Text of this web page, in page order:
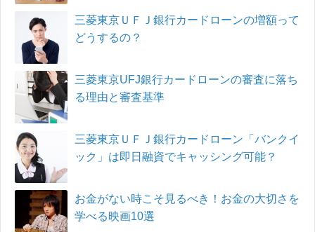
三菱東京ＵＦＪ銀行カードローンの増額って
どうするの？
三菱東京UFJ銀行カードローンの審査に落ち
る理由と審査基準
三菱東京ＵＦＪ銀行カードローン「バンクイ
ック」は即日融資でキャッシング可能？
お金がない時こそ見るべき！お金の大切さを
学べる映画10選